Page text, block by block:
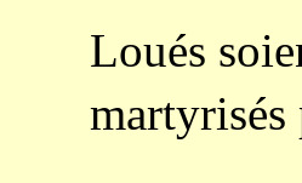
Loués
martyrisés